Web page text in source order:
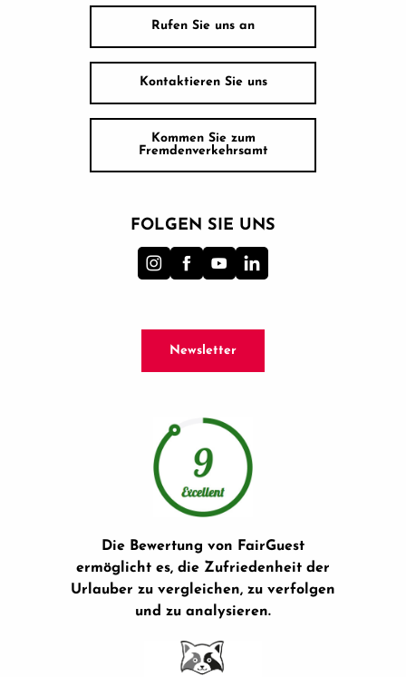
Rufen Sie uns an
Kontaktieren Sie uns
Kommen Sie zum
Fremdenverkehrsamt
FOLGEN SIE UNS
Newsletter
Die Bewertung von FairGuest
ermöglicht es, die Zufriedenheit der
Urlauber zu vergleichen, zu verfolgen
und zu analysieren.